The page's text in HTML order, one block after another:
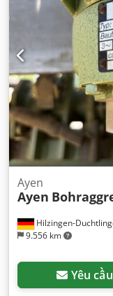
Hilzingen-
9.556 km
Ayen
Ayen
Yêu cầu